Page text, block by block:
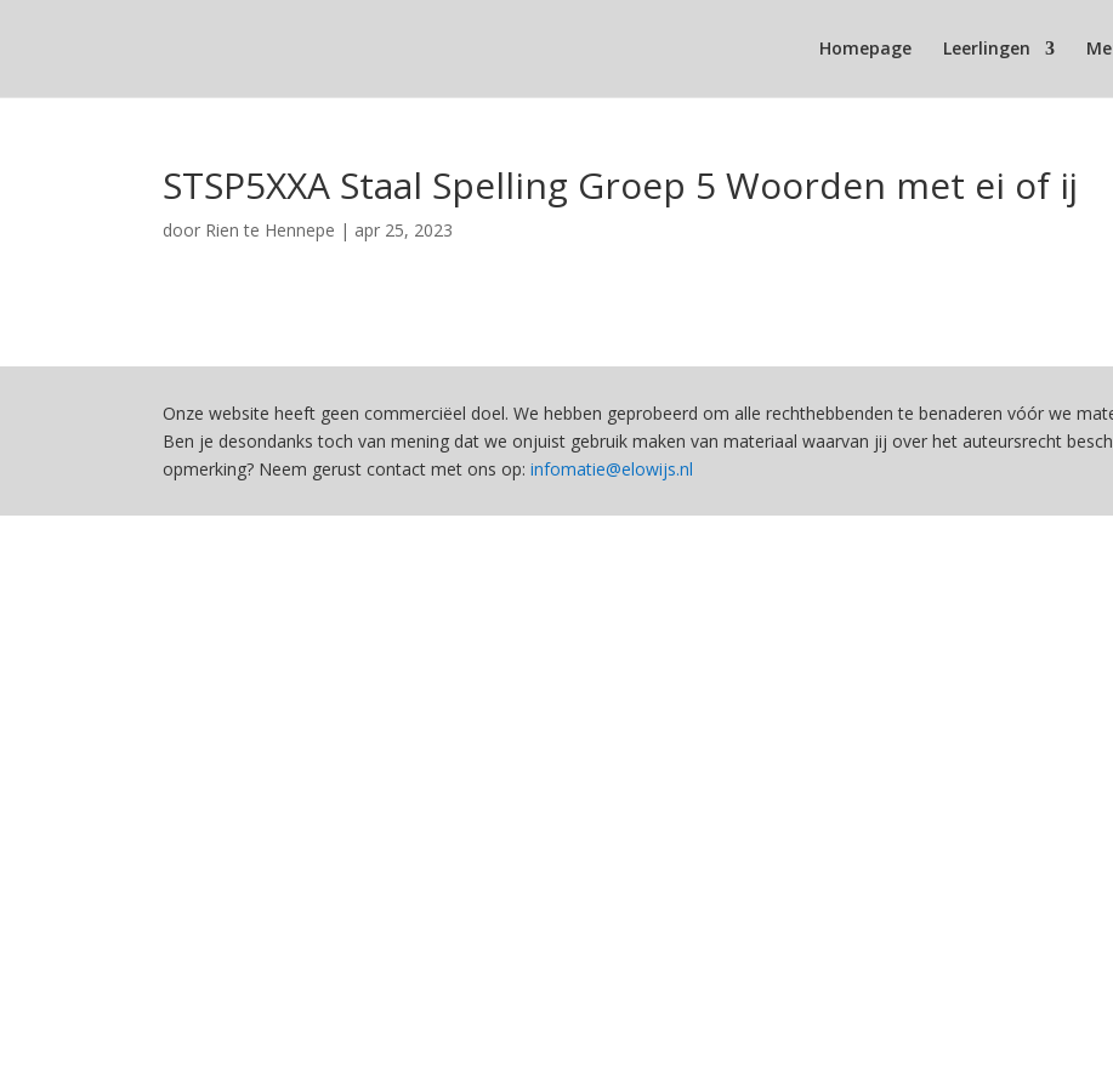
Homepage Leerlingen
STSP5XXA Staal Spelling Groep 5 Woorden met ei of ij
door Rien te Hennepe | apr 25, 2023
Onze website heeft geen commerciëel doel. We hebben geprobeerd om alle rechthebbenden te benaderen vóór we
Ben je desondanks toch van mening dat we onjuist gebruik maken van materiaal waarvan jij over het auteursrecht
opmerking? Neem gerust contact met ons op:infomatie@elowijs.nl